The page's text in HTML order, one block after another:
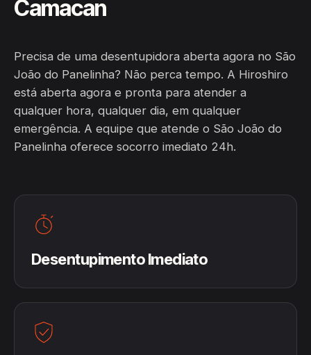
Camacan
Precisa de uma desentupidora aberta agora no São
João do Panelinha? Não perca tempo. A Hiroshiro
está aberta agora e pronta para atender a
qualquer hora, qualquer dia, em qualquer
emergência. A equipe que atende o São João do
Panelinha oferece socorro imediato 24h.
Desentupimento Imediato